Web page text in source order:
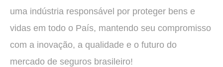
uma indústria responsável por proteger bens e
vidas em todo o País, mantendo seu compromisso
com a inovação, a qualidade e o futuro do
mercado de seguros brasileiro!